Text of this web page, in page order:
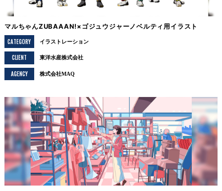
マルちゃんZUBAAAN!×ゴジュウジャーノベルティ用イラスト
CATEGORY
イラストレーション
CLIENT 東洋水産株式会社
AGENCY 株式会社MAQ